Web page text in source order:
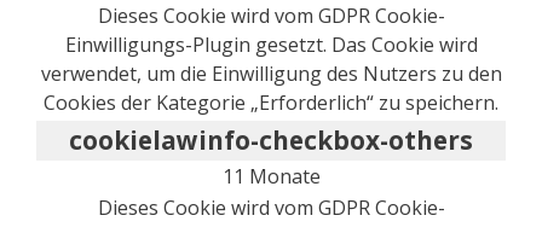
Dieses Cookie wird vom GDPR Cookie-
Einwilligungs-Plugin gesetzt. Das Cookie wird
verwendet, um die Einwilligung des Nutzers zu den
Cookies der Kategorie „Erforderlich“ zu speichern.
cookielawinfo-checkbox-others
11 Monate
Dieses Cookie wird vom GDPR Cookie-